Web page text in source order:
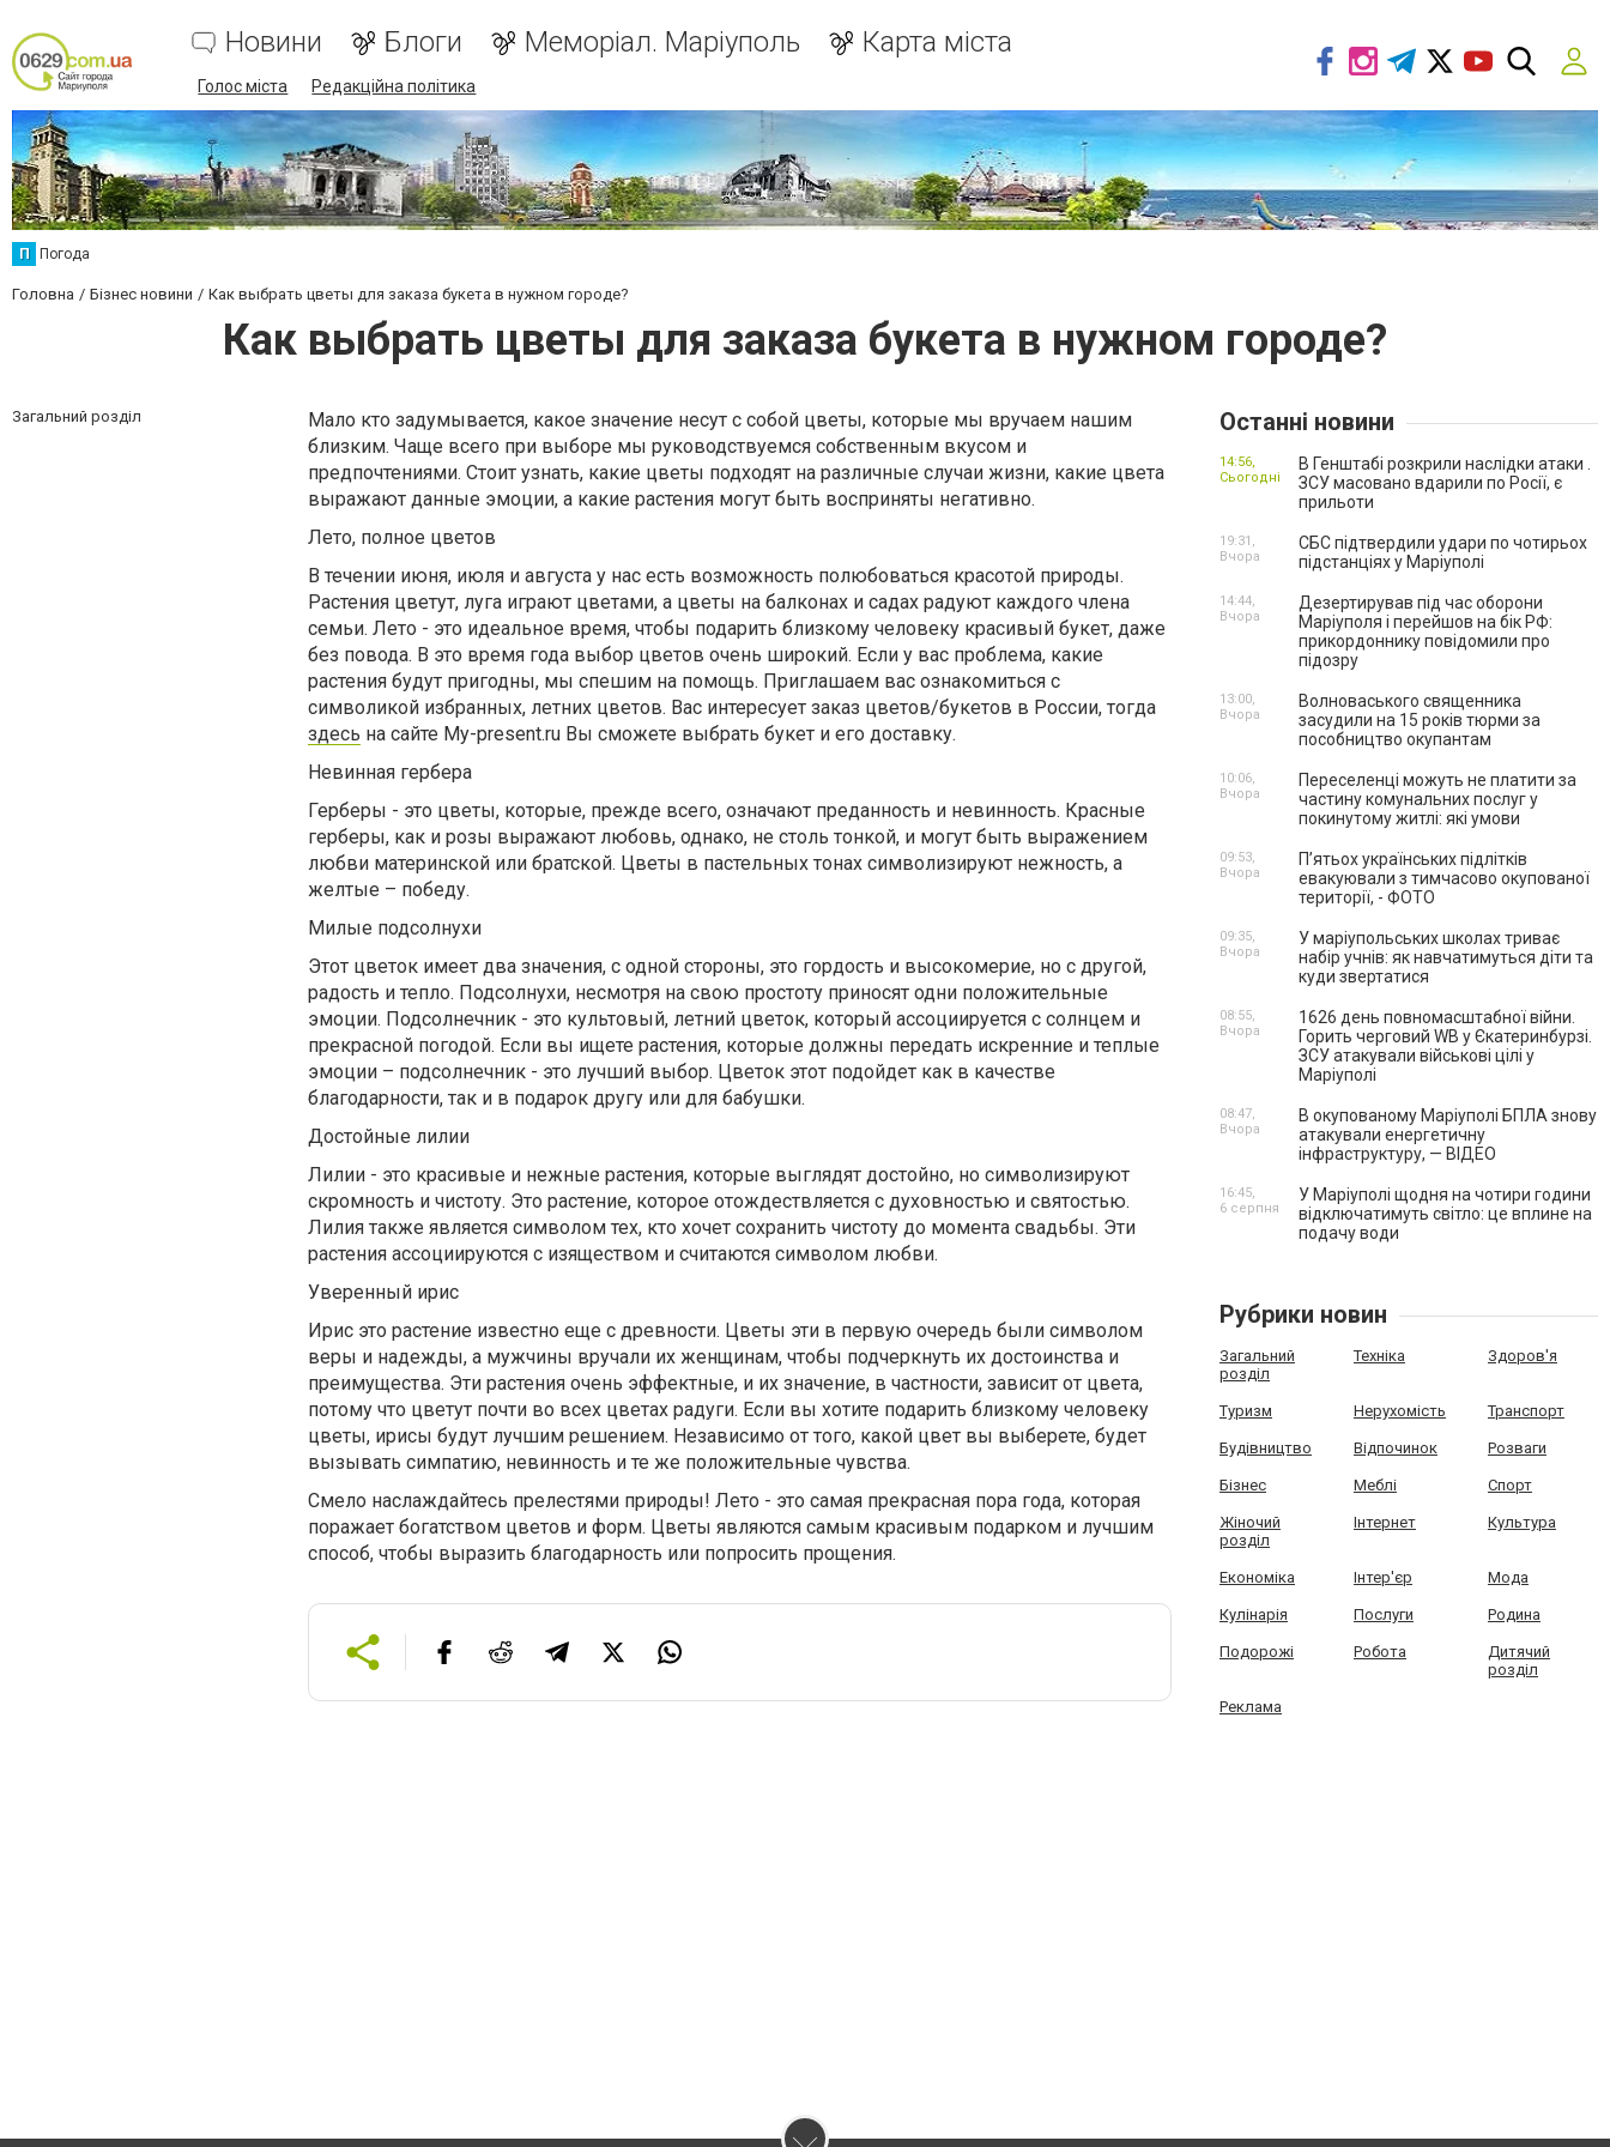
Новини Блоги Меморіал. Маріуполь Карта міста
Голос міста Редакційна політика
П Погода
Головна Бізнес новини Как выбрать цветы для заказа букета в нужном городе?
Как выбрать цветы для заказа букета в нужном городе?
Загальний розділ
Мало кто задумывается, какое значение несут с собой цветы, которые мы вручаем нашим
близким. Чаще всего при выборе мы руководствуемся собственным вкусом и
предпочтениями. Стоит узнать, какие цветы подходят на различные случаи жизни, какие цвета
выражают данные эмоции, а какие растения могут быть восприняты негативно.
Лето, полное цветов
В течении июня, июля и августа у нас есть возможность полюбоваться красотой природы.
Растения цветут, луга играют цветами, а цветы на балконах и садах радуют каждого члена
семьи. Лето - это идеальное время, чтобы подарить близкому человеку красивый букет, даже
без повода. В это время года выбор цветов очень широкий. Если у вас проблема, какие
растения будут пригодны, мы спешим на помощь. Приглашаем вас ознакомиться с
символикой избранных, летних цветов. Вас интересует заказ цветов/букетов в России, тогда
здесь на сайте My-present.ru Вы сможете выбрать букет и его доставку.
Невинная гербера
Герберы - это цветы, которые, прежде всего, означают преданность и невинность. Красные
герберы, как и розы выражают любовь, однако, не столь тонкой, и могут быть выражением
любви материнской или братской. Цветы в пастельных тонах символизируют нежность, а
желтые – победу.
Милые подсолнухи
Этот цветок имеет два значения, с одной стороны, это гордость и высокомерие, но с другой,
радость и тепло. Подсолнухи, несмотря на свою простоту приносят одни положительные
эмоции. Подсолнечник - это культовый, летний цветок, который ассоциируется с солнцем и
прекрасной погодой. Если вы ищете растения, которые должны передать искренние и теплые
эмоции – подсолнечник - это лучший выбор. Цветок этот подойдет как в качестве
благодарности, так и в подарок другу или для бабушки.
Достойные лилии
Лилии - это красивые и нежные растения, которые выглядят достойно, но символизируют
скромность и чистоту. Это растение, которое отождествляется с духовностью и святостью.
Лилия также является символом тех, кто хочет сохранить чистоту до момента свадьбы. Эти
растения ассоциируются с изяществом и считаются символом любви.
Уверенный ирис
Ирис это растение известно еще с древности. Цветы эти в первую очередь были символом
веры и надежды, а мужчины вручали их женщинам, чтобы подчеркнуть их достоинства и
преимущества. Эти растения очень эффектные, и их значение, в частности, зависит от цвета,
потому что цветут почти во всех цветах радуги. Если вы хотите подарить близкому человеку
цветы, ирисы будут лучшим решением. Независимо от того, какой цвет вы выберете, будет
вызывать симпатию, невинность и те же положительные чувства.
Смело наслаждайтесь прелестями природы! Лето - это самая прекрасная пора года, которая
поражает богатством цветов и форм. Цветы являются самым красивым подарком и лучшим
способ, чтобы выразить благодарность или попросить прощения.
Останні новини
В Генштабі розкрили наслідки атаки .
ЗСУ масовано вдарили по Росії, є
прильоти
14:56,
Сьогодні
СБС підтвердили удари по чотирьох
підстанціях у Маріуполі
19:31,
Вчора
Дезертирував під час оборони
Маріуполя і перейшов на бік РФ:
прикордоннику повідомили про
підозру
14:44,
Вчора
Волноваського священника
засудили на 15 років тюрми за
пособництво окупантам
13:00,
Вчора
Переселенці можуть не платити за
частину комунальних послуг у
покинутому житлі: які умови
10:06,
Вчора
П’ятьох українських підлітків
евакуювали з тимчасово окупованої
території, - ФОТО
09:53,
Вчора
У маріупольських школах триває
набір учнів: як навчатимуться діти та
куди звертатися
09:35,
Вчора
1626 день повномасштабної війни.
Горить черговий WB у Єкатеринбурзі.
ЗСУ атакували військові цілі у
Маріуполі
08:55,
Вчора
В окупованому Маріуполі БПЛА знову
атакували енергетичну
інфраструктуру, — ВІДЕО
08:47,
Вчора
У Маріуполі щодня на чотири години
відключатимуть світло: це вплине на
подачу води
16:45,
6 серпня
Рубрики новин
Загальний
розділ
Техніка Здоров'я
Туризм Нерухомість Транспорт
Будівництво Відпочинок Розваги
Бізнес Меблі Спорт
Жіночий
розділ
Інтернет Культура
Економіка Інтер'єр Мода
Кулінарія Послуги Родина
Подорожі Робота
Дитячий
розділ
Реклама